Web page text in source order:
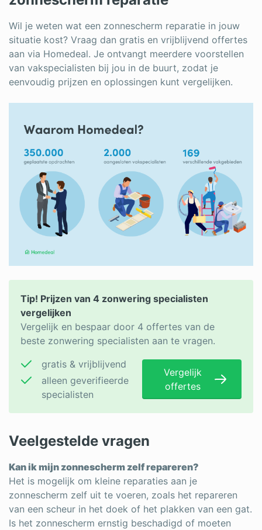
Wil je weten wat een zonnescherm reparatie in jouw
situatie kost? Vraag dan gratis en vrijblijvend offertes
aan via Homedeal. Je ontvangt meerdere voorstellen
van vakspecialisten bij jou in de buurt, zodat je
eenvoudig prijzen en oplossingen kunt vergelijken.
Tip! Prijzen van 4 zonwering specialisten
vergelijken
Vergelijk en bespaar door 4 offertes van de
beste zonwering specialisten aan te vragen.
gratis & vrijblijvend
alleen geverifieerde
specialisten
Vergelijk
offertes
Veelgestelde vragen
Kan ik mijn zonnescherm zelf repareren?
Het is mogelijk om kleine reparaties aan je
zonnescherm zelf uit te voeren, zoals het repareren
van een scheur in het doek of het plakken van een gat.
Is het zonnescherm ernstig beschadigd of moeten